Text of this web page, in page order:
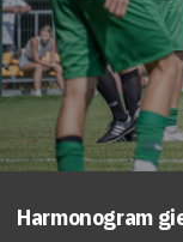
Harmonogram